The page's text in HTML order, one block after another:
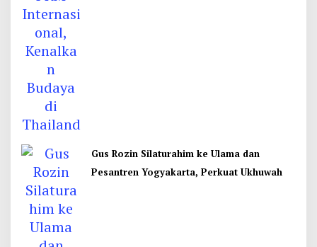
Gus Rozin Silaturahim ke Ulama dan
Pesantren Yogyakarta, Perkuat Ukhuwah